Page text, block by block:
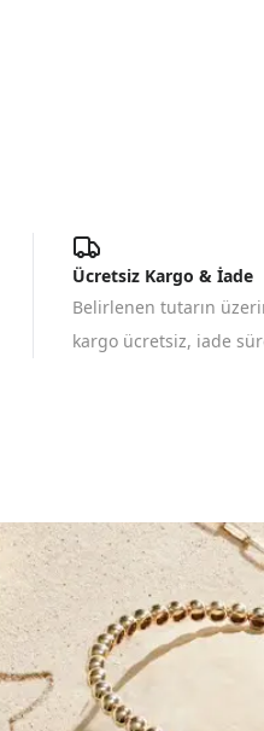
Ücretsiz Kargo & İade
Belirlenen tutarın
kargo ücretsiz, iade